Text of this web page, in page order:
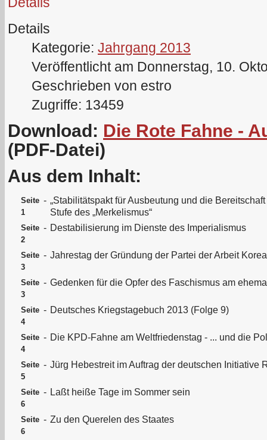
Details
Kategorie: Jahrgang 2013
Veröffentlicht am Donnerstag, 10.
Geschrieben von estro
Zugriffe: 13459
Download: Die Rote Fahne -
(PDF-Datei)
Aus dem Inhalt:
Seite
1
- „Stabilitätspakt für Ausbeutung und die
Stufe des „Merkelismus“
Seite
2
- Destabilisierung im Dienste des Imperialismus
Seite
3
- Jahrestag der Gründung der Partei der Arbeit
Seite
3
- Gedenken für die Opfer des Faschismus am
Seite
4
- Deutsches Kriegstagebuch 2013 (Folge 9)
Seite
4
- Die KPD-Fahne am Weltfriedenstag - ... und die
Seite
5
- Jürg Hebestreit im Auftrag der deutschen Initiative
Seite
6
- Laßt heiße Tage im Sommer sein
Seite
6
- Zu den Querelen des Staates